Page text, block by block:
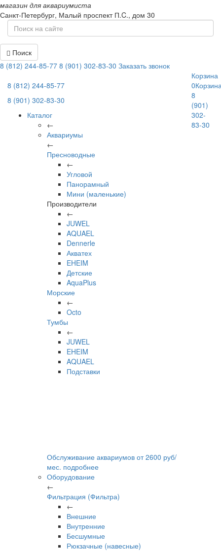
магазин для аквариумиста
Санкт-Петербург, Малый проспект П.C., дом 30
Поиск
8 (812) 244-85-77 8 (901) 302-83-30 Заказать звонок
8 (812) 244-85-77
8 (901) 302-83-30
Каталог
←
Аквариумы
←
Пресноводные
←
Угловой
Панорамный
Мини (маленькие)
Производители
←
JUWEL
AQUAEL
Dennerle
Акватех
EHEIM
Детские
AquaPlus
Морские
←
Octo
Тумбы
←
JUWEL
EHEIM
AQUAEL
Подставки
Обслуживание аквариумов от2600 руб/
мес. подробнее
Оборудование
←
Фильтрация (Фильтра)
←
Внешние
Внутренние
Бесшумные
Рюкзачные (навесные)
Корзина
0
8
(901)
302-
83-30